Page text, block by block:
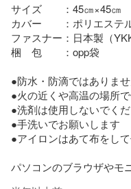
サイズ　　：45㎝×45㎝
カバー　　：ポリエステ
ファスナー：日本製（
梱　包　　：opp袋
●防水・防滴ではありま
●火の近くや高温の場所
●洗剤は使用しないでく
●手洗いでお願いします
●アイロンはあて布をし
パソコンのブラウザやモ